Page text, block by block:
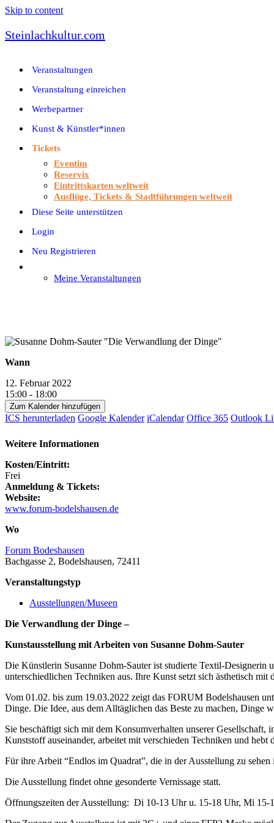
Skip to content
Steinlachkultur.com
Veranstaltungen
Veranstaltung einreichen
Werbepartner
Kunst & Künstler*innen
Tickets
Eventim
Reservix
Eintrittskarten weltweit
Ausflüge, Tickets & Stadtführungen weltweit
Diese Seite unterstützen
Login
Neu Registrieren
Meine Veranstaltungen
Wann
12. Februar 2022
15:00 - 18:00
Zum Kalender hinzufügen
ICS herunterladen Google Kalender iCalendar Office 365 Outlook
Weitere Informationen
Kosten/Eintritt:
Frei
Anmeldung & Tickets:
Website:
www.forum-bodelshausen.de
Wo
Forum Bodeshausen
Bachgasse 2, Bodelshausen, 72411
Veranstaltungstyp
Ausstellungen/Museen
Die Verwandlung der Dinge –
Kunstausstellung mit Arbeiten von Susanne Dohm-Sauter
Die Künstlerin Susanne Dohm-Sauter ist studierte Textil-Designerin
unterschiedlichen Techniken aus. Ihre Kunst setzt sich ästhetisch mit
Vom 01.02. bis zum 19.03.2022 zeigt das FORUM Bodelshausen
Dinge. Die Idee, aus dem Alltäglichen das Beste zu machen, Dinge
Sie beschäftigt sich mit dem Konsumverhalten unserer Gesellschaft,
Kunststoff auseinander, arbeitet mit verschieden Techniken und
Für ihre Arbeit “Endlos im Quadrat”, die in der Ausstellung zu
Die Ausstellung findet ohne gesonderte Vernissage statt.
Öffnungszeiten der Ausstellung: Di 10-13 Uhr u. 15-18 Uhr, Mi